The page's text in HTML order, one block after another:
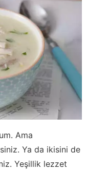
Ama
Ya da ikisini de
Yeşillik lezzet